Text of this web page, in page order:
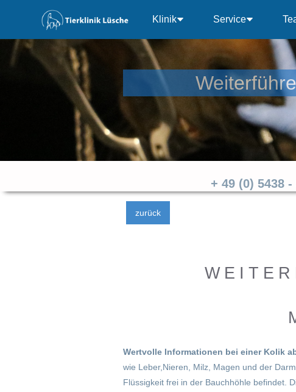
Klinik Service
+ 49 (0) 5438 -
zurück
Wertvolle Informationen bei einer Kolik
wie Leber,Nieren, Milz, Magen und der
Flüssigkeit frei in der Bauchhöhle befindet.